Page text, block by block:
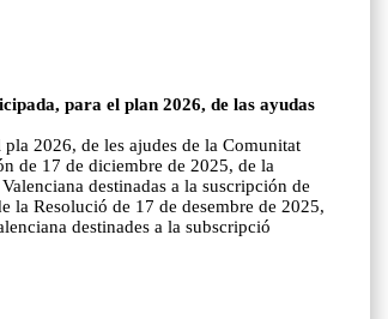
para el plan 2026, de las ayudas
2026, de les ajudes de la Comunitat
de 17 de diciembre de 2025, de la
destinadas a la suscripción de
la Resolució de 17 de desembre de 2025,
destinades a la subscripció